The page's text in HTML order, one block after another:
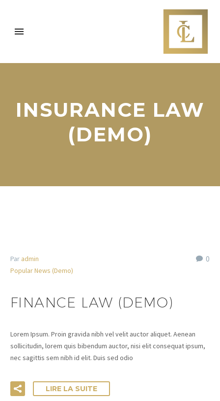
INSURANCE LAW
(DEMO)
0
Par admin
Popular News (Demo)
FINANCE LAW (DEMO)
Lorem Ipsum. Proin gravida nibh vel velit auctor aliquet. Aenean
sollicitudin, lorem quis bibendum auctor, nisi elit consequat ipsum,
nec sagittis sem nibh id elit. Duis sed odio
LIRE LA SUITE